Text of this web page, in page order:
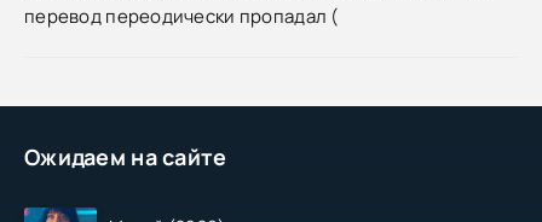
Ожидаем на сайте
перевод переодически пропадал (